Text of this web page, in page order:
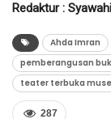
Redaktur :
Ahda Imran
pemberangusan
teater terbuka
287